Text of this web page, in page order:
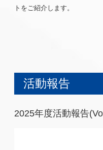
トをご紹介します。
活動報告
2025年度活動報告